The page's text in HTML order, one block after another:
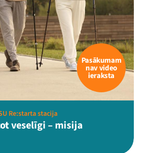
Pasākumam
nav video
ieraksta
Re:starta stacija
veselīgi – misija